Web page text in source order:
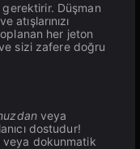
Düşman
atışlarınızı
her jeton
sizi zafere doğru
veya
dostudur!
veya dokunmatik